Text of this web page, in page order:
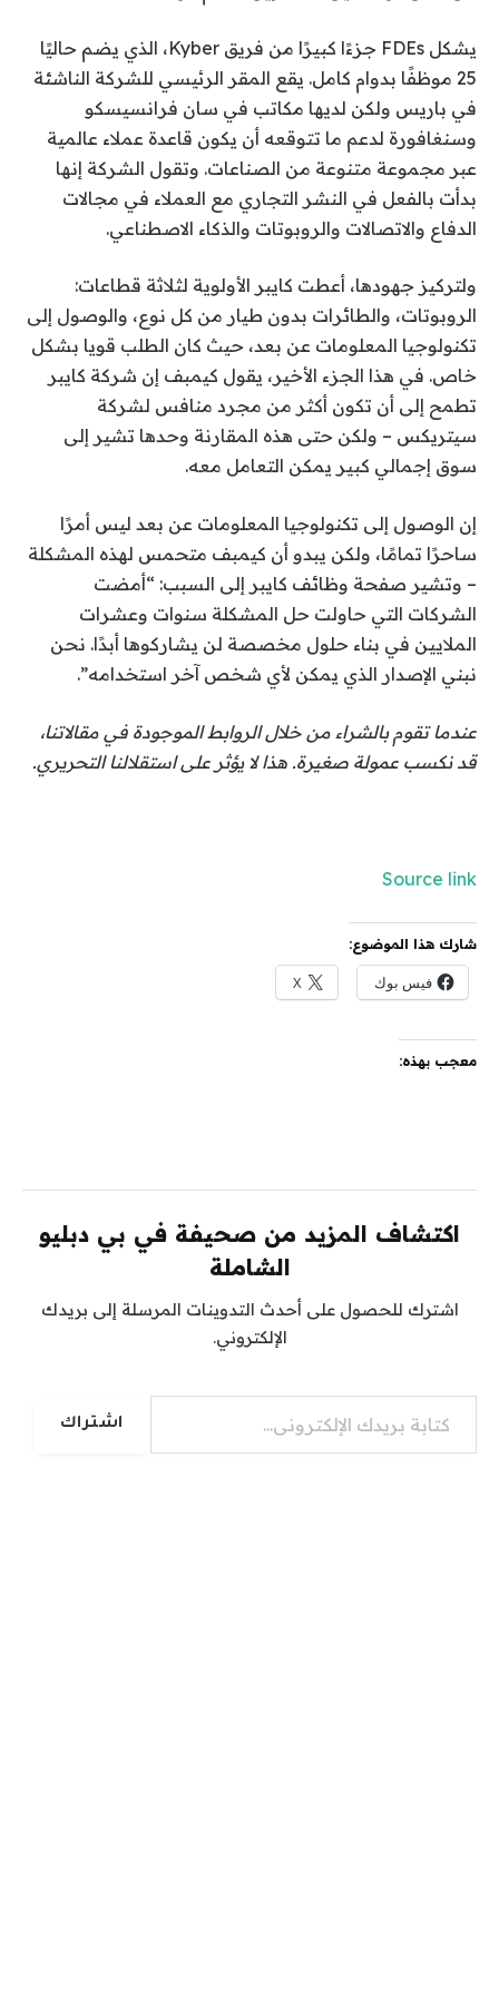
يشكل FDEs جزءًا كبيرًا من فريق Kyber، الذي يضم حاليًا
25 موظفًا بدوام كامل. يقع المقر الرئيسي للشركة الناشئة
في باريس ولكن لديها مكاتب في سان فرانسيسكو
وسنغافورة لدعم ما تتوقعه أن يكون قاعدة عملاء عالمية
عبر مجموعة متنوعة من الصناعات. وتقول الشركة إنها
بدأت بالفعل في النشر التجاري مع العملاء في مجالات
الدفاع والاتصالات والروبوتات والذكاء الاصطناعي.
ولتركيز جهودها، أعطت كايبر الأولوية لثلاثة قطاعات:
الروبوتات، والطائرات بدون طيار من كل نوع، والوصول إلى
تكنولوجيا المعلومات عن بعد، حيث كان الطلب قويا بشكل
خاص. في هذا الجزء الأخير، يقول كيمبف إن شركة كايبر
تطمح إلى أن تكون أكثر من مجرد منافس لشركة
سيتريكس – ولكن حتى هذه المقارنة وحدها تشير إلى
سوق إجمالي كبير يمكن التعامل معه.
إن الوصول إلى تكنولوجيا المعلومات عن بعد ليس أمرًا
ساحرًا تمامًا، ولكن يبدو أن كيمبف متحمس لهذه المشكلة
– وتشير صفحة وظائف كايبر إلى السبب: “أمضت
الشركات التي حاولت حل المشكلة سنوات وعشرات
الملايين في بناء حلول مخصصة لن يشاركوها أبدًا. نحن
نبني الإصدار الذي يمكن لأي شخص آخر استخدامه”.
عندما تقوم بالشراء من خلال الروابط الموجودة في مقالاتنا،
قد نكسب عمولة صغيرة. هذا لا يؤثر على استقلالنا التحريري.
Source link
شارك هذا الموضوع:
فيس بوك X
معجب بهذه:
اكتشاف المزيد من صحيفة في بي دبليو
الشاملة
اشترك للحصول على أحدث التدوينات المرسلة إلى بريدك
الإلكتروني.
كتابة بريدك الإلكتروني...
اشتراك